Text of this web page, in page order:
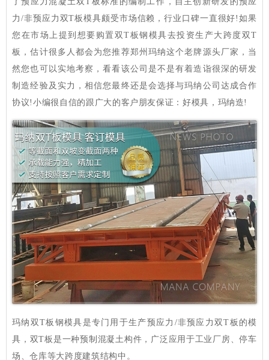
力/非预应力双T板模具颇受市场信赖，行业口碑一直很好!如果
您在市场上提到想要购置双T板钢模具去投资生产大跨度双T
板，估计很多人都会为您推荐郑州玛纳这个老牌源头厂家，当
然您也可以实地考察，看看该公司是不是有着造诣很深的研发
制造经验及实力，相信您最终还是会选择与玛纳公司达成合作
协议!小编很自信的跟广大的客户朋友保证：好模具，玛纳造!
玛纳双T板钢模具是专门用于生产预应力/非预应力双T板的模
具，双T板是一种预制混凝土构件，广泛应用于工业厂房、停车
场、仓库等大跨度建筑结构中。